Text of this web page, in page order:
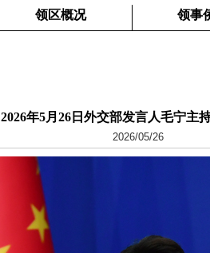
领区概况 领事
2026年5月26日外交部发言人毛宁主
2026/05/26